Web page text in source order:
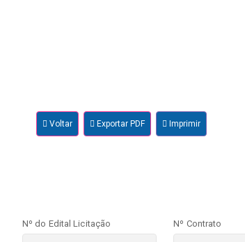
Voltar Exportar PDF Imprimir
Nº do Edital Licitação Nº Contrato